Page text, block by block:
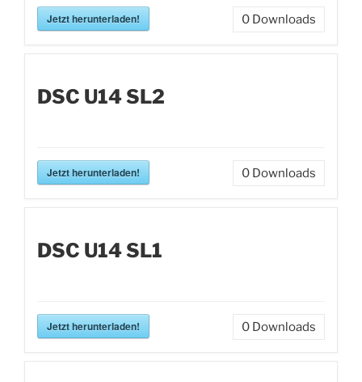
Jetzt herunterladen! 0 Downloads
DSC U14 SL2
Jetzt herunterladen! 0 Downloads
DSC U14 SL1
Jetzt herunterladen! 0 Downloads